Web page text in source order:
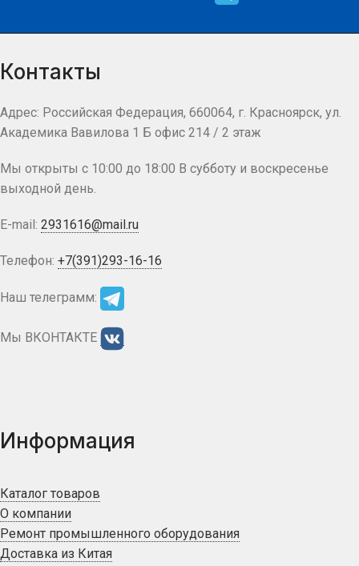
Контакты
Адрес: Российская Федерация, 660064, г. Красноярск, ул.
Академика Вавилова 1 Б офис 214 / 2 этаж
Мы открыты с 10:00 до 18:00 В субботу и воскресенье
выходной день.
E-mail: 2931616@mail.ru
Телефон: +7(391)293-16-16
Наш телеграмм:
Мы ВКОНТАКТЕ
Информация
Каталог товаров
О компании
Ремонт промышленного оборудования
Доставка из Китая